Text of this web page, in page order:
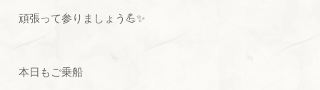
頑張って参りましょう💪✨
本日もご乗船